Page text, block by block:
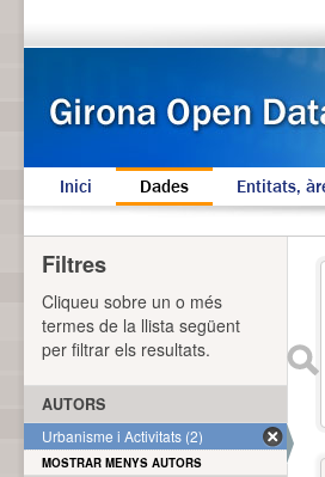
Inici Dades Entitats,
Filtres
Cliqueu sobre un o més
termes de la llista següent
per filtrar els resultats.
AUTORS
Urbanisme i Activitats (2)
MOSTRAR MENYS AUTORS